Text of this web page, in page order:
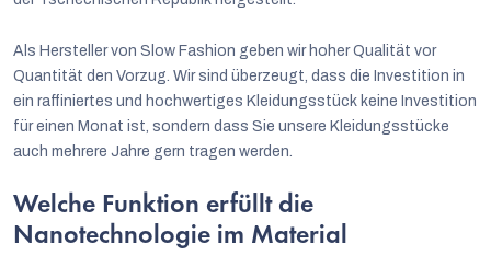
Als Hersteller von Slow Fashion geben wir hoher Qualität vor
Quantität den Vorzug. Wir sind überzeugt, dass die Investition in
ein raffiniertes und hochwertiges Kleidungsstück keine Investition
für einen Monat ist, sondern dass Sie unsere Kleidungsstücke
auch mehrere Jahre gern tragen werden.
Welche Funktion erfüllt die
Nanotechnologie im Material